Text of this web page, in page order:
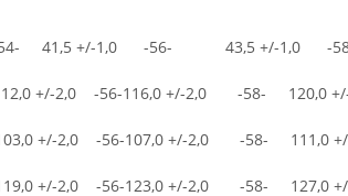
-54- 41,5 +/-1,0 -56- 43,5 +/-1,0 -
+/-2,0 -56-116,0 +/-2,0 -58- 120,0
+/-2,0 -56-107,0 +/-2,0 -58- 111,0
+/-2,0 -56-123,0 +/-2,0 -58- 127,0